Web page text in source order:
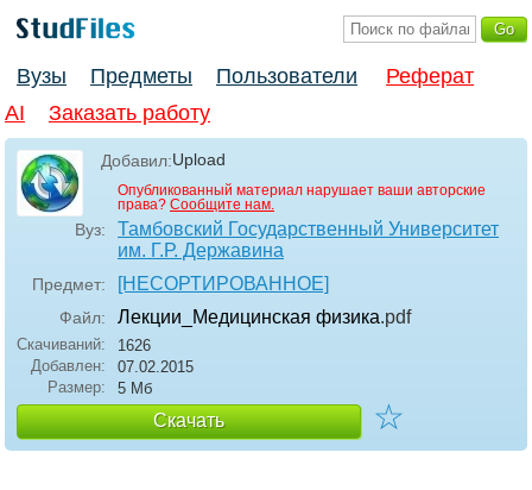
Вузы Предметы Пользователи
Реферат
AI
Заказать работу
Добавил:Upload
Опубликованный материал нарушает ваши авторские
права? Сообщите нам.
Вуз:
Тамбовский Государственный Университет
им. Г.Р. Державина
Предмет: [НЕСОРТИРОВАННОЕ]
Файл: Лекции_Медицинская физика.pdf
Скачиваний:
1626
Добавлен:
07.02.2015
Размер:
5 Мб
Скачать ☆